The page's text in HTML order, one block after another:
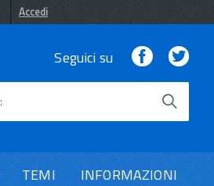
Accedi
Seguici su Facebook
TEMI INFORMAZIONI